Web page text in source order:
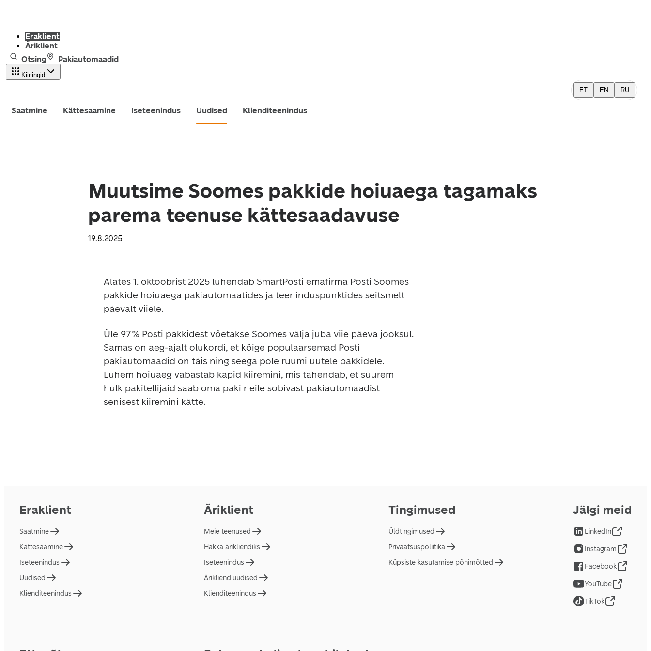
Eraklient
Äriklient
Otsing
Pakiautomaadid
Kiirlingid
ET EN RU
Saatmine Kättesaamine Iseteenindus Uudised Klienditeenindus
Muutsime Soomes pakkide hoiuaega tagamaks
parema teenuse kättesaadavuse
19.8.2025
Alates 1. oktoobrist 2025 lühendab SmartPosti emafirma Posti Soomes
pakkide hoiuaega pakiautomaatides ja teeninduspunktides seitsmelt
päevalt viiele.
Üle 97% Posti pakkidest võetakse Soomes välja juba viie päeva jooksul.
Samas on aeg-ajalt olukordi, et kõige populaarsemad Posti
pakiautomaadid on täis ning seega pole ruumi uutele pakkidele.
Lühem hoiuaeg vabastab kapid kiiremini, mis tähendab, et suurem
hulk pakitellijaid saab oma paki neile sobivast pakiautomaadist
senisest kiiremini kätte.
Eraklient
Saatmine
Kättesaamine
Iseteenindus
Uudised
Klienditeenindus
Äriklient
Meie teenused
Hakka ärikliendiks
Iseteenindus
Ärikliendiuudised
Klienditeenindus
Tingimused
Üldtingimused
Privaatsuspoliitika
Küpsiste kasutamise põhimõtted
Jälgi meid
LinkedIn
Instagram
Facebook
YouTube
TikTok